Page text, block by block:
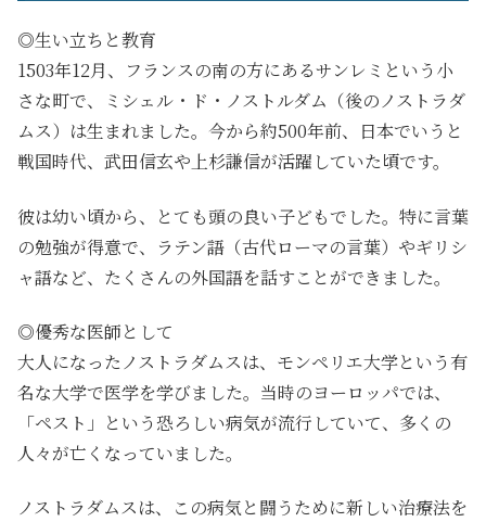
◎生い立ちと教育
1503年12月、フランスの南の方にあるサンレミという小
さな町で、ミシェル・ド・ノストルダム（後のノストラダ
ムス）は生まれました。今から約500年前、日本でいうと
戦国時代、武田信玄や上杉謙信が活躍していた頃です。
彼は幼い頃から、とても頭の良い子どもでした。特に言葉
の勉強が得意で、ラテン語（古代ローマの言葉）やギリシ
ャ語など、たくさんの外国語を話すことができました。
◎優秀な医師として
大人になったノストラダムスは、モンペリエ大学という有
名な大学で医学を学びました。当時のヨーロッパでは、
「ペスト」という恐ろしい病気が流行していて、多くの
人々が亡くなっていました。
ノストラダムスは、この病気と闘うために新しい治療法を